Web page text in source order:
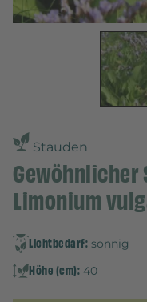
Stauden
Limonium
Lichtbedarf: sonnig
Höhe (cm): 40